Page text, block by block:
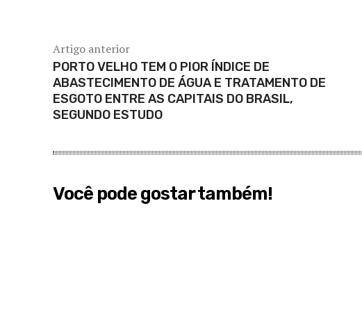
Artigo anterior
PORTO VELHO TEM O PIOR ÍNDICE DE
ABASTECIMENTO DE ÁGUA E TRATAMENTO DE
ESGOTO ENTRE AS CAPITAIS DO BRASIL,
SEGUNDO ESTUDO
Você pode gostar também!